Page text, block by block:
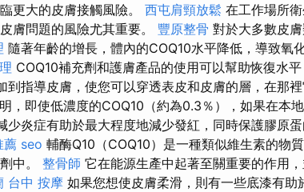
更大的皮膚接觸風險。 西屯肩頸放鬆 在工作場所
膚問題的風險尤其重要。 豐原整骨 對於大多數皮
隨著年齡的增長，體內的COQ10水平降低，導致氧
COQ10補充劑和護膚產品的使用可以幫助恢復水
到指導皮膚，使您可以穿透表皮和皮膚的層，在那
，即使低濃度的COQ10（約為0.3％），如果在本
少炎症有助於最大程度地減少發紅，同時保護膠原
薦 seo 輔酶Q10（COQ10）是一種類似維生素的物
中。 整骨師 它在能源生產中起著至關重要的作用
台中 按摩 如果您想使皮膚柔滑，則有一些底漆有助